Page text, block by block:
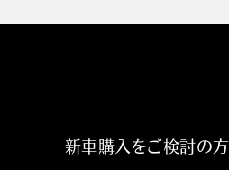
新車購入をご検討の方